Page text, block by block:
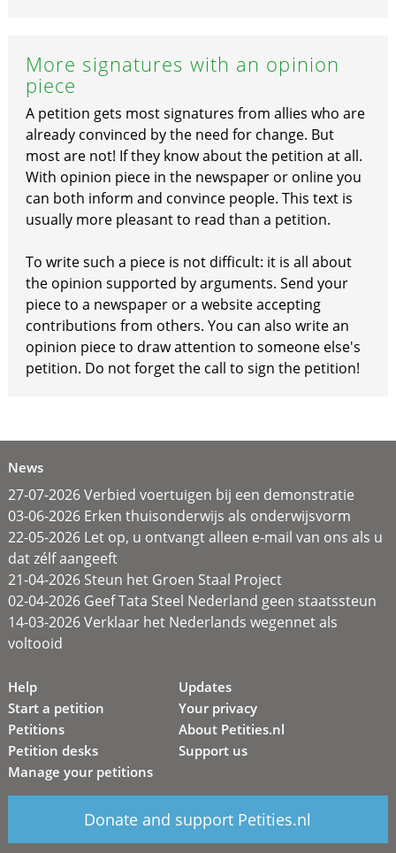
More signatures with an opinion
piece
A petition gets most signatures from allies who are
already convinced by the need for change. But
most are not! If they know about the petition at all.
With opinion piece in the newspaper or online you
can both inform and convince people. This text is
usually more pleasant to read than a petition.
To write such a piece is not difficult: it is all about
the opinion supported by arguments. Send your
piece to a newspaper or a website accepting
contributions from others. You can also write an
opinion piece to draw attention to someone else's
petition. Do not forget the call to sign the petition!
News
27-07-2026 Verbied voertuigen bij een demonstratie
03-06-2026 Erken thuisonderwijs als onderwijsvorm
22-05-2026 Let op, u ontvangt alleen e-mail van ons als u
dat zélf aangeeft
21-04-2026 Steun het Groen Staal Project
02-04-2026 Geef Tata Steel Nederland geen staatssteun
14-03-2026 Verklaar het Nederlands wegennet als
voltooid
Help
Start a petition
Petitions
Petition desks
Manage your petitions
Updates
Your privacy
About Petities.nl
Support us
Donate and support Petities.nl